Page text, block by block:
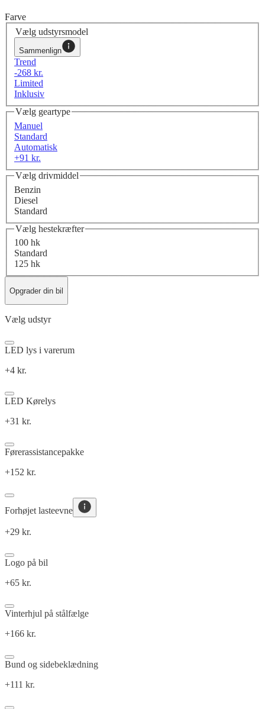
Farve
Vælg udstyrsmodel
Sammenlign
Trend
-268 kr.
Limited
Inklusiv
Vælg geartype
Manuel
Standard
Automatisk
+91 kr.
Vælg drivmiddel
Benzin
Diesel
Standard
Vælg hestekræfter
100 hk
Standard
125 hk
Opgrader din bil
Vælg udstyr
LED lys i varerum
+4 kr.
LED Kørelys
+31 kr.
Førerassistancepakke
+152 kr.
Forhøjet lasteevne
+29 kr.
Logo på bil
+65 kr.
Vinterhjul på stålfælge
+166 kr.
Bund og sidebeklædning
+111 kr.